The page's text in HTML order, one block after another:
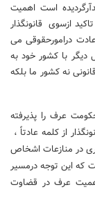
است اهمیت
ازسوی قانونگذار
درامورحقوقی می
دیگر با کشور خود به
نه کشور ما بلکه
عرف را پذیرفته
از کلمه عادتاً ،
در منازعات اشخاص
که این توجه درمسیر
عرف در قضاوت